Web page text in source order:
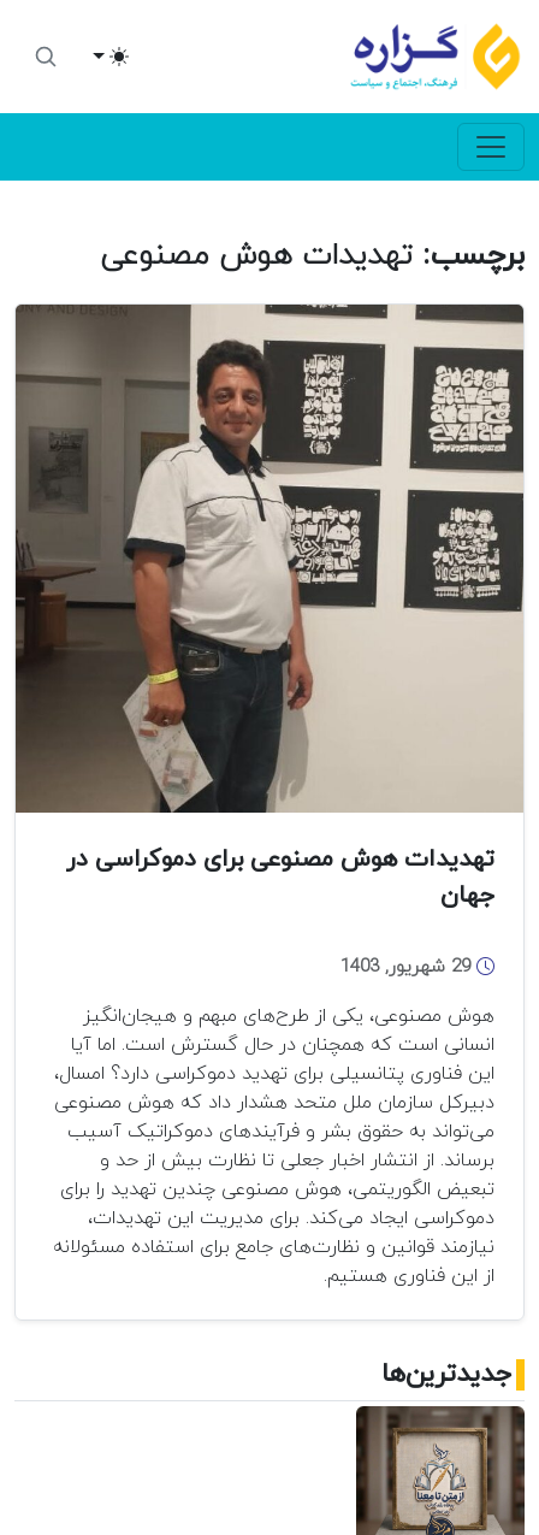
Toggle theme
برچسب: تهدیدات هوش مصنوعی
تهدیدات هوش مصنوعی برای دموکراسی در
جهان
29 شهریور, 1403
هوش مصنوعی، یکی از طرح‌های مبهم و هیجان‌انگیز
انسانی است که همچنان در حال گسترش است. اما آیا
این فناوری پتانسیلی برای تهدید دموکراسی دارد؟ امسال،
دبیرکل سازمان ملل متحد هشدار داد که هوش مصنوعی
می‌تواند به حقوق بشر و فرآیندهای دموکراتیک آسیب
برساند. از انتشار اخبار جعلی تا نظارت بیش از حد و
تبعیض الگوریتمی، هوش مصنوعی چندین تهدید را برای
دموکراسی ایجاد می‌کند. برای مدیریت این تهدیدات،
نیازمند قوانین و نظارت‌های جامع برای استفاده مسئولانه
از این فناوری هستیم.
جدیدترین‌ها